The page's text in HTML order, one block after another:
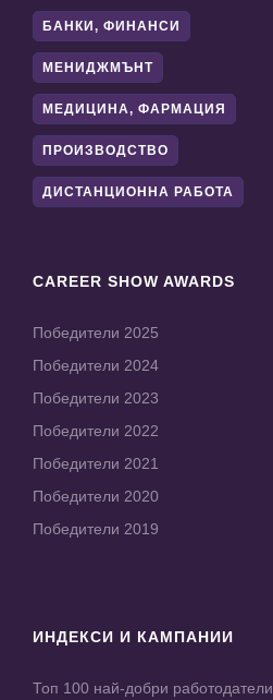
БАНКИ, ФИНАНСИ
МЕНИДЖМЪНТ
МЕДИЦИНА, ФАРМАЦИЯ
ПРОИЗВОДСТВО
ДИСТАНЦИОННА РАБОТА
CAREER SHOW AWARDS
Победители 2025
Победители 2024
Победители 2023
Победители 2022
Победители 2021
Победители 2020
Победители 2019
ИНДЕКСИ И КАМПАНИИ
Топ 100 най-добри работодатели